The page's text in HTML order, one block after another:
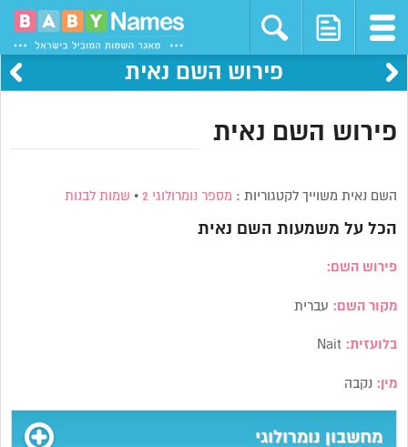
פירוש השם נאית
פירוש השם נאית
השם נאית משוייך לקטגוריות : מספר נומרולוגי 2 • שמות לבנות
הכל על משמעות השם נאית
פירוש השם:
מקור השם: עברית
בלועזית: Nait
מין: נקבה
מחשבון נומרולוגי